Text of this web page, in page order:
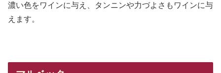
濃い色をワインに与え、タンニンや力づよさもワインに与
えます。